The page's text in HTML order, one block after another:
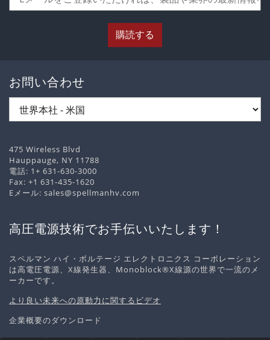
購読する
お問い合わせ
475 Wireless Blvd
Hauppauge, NY 11788
電話: 1+ 631-630-3000
Fax: +1 631-435-1620
Eメール: sales@spellmanhv.com
高圧電源技術でお手伝いいたします！
スペルマン ハイ・ボルテージ エレクトロニクス コーポレーション
は高電圧電源、X線発生器、Monoblock®X線源の世界で一流のメ
ーカーです。
より良い未来への原動力に関するビデオ
企業概要のダウンロード